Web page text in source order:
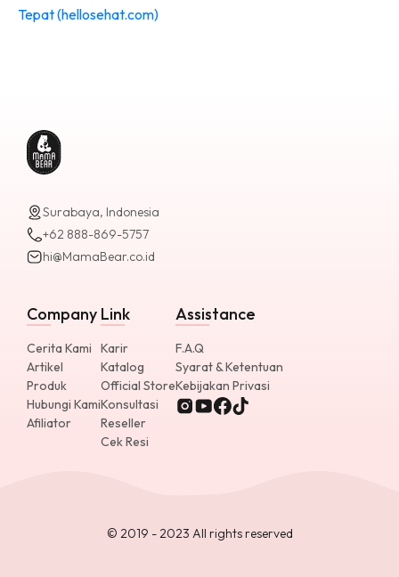
Tepat (hellosehat.com)
Surabaya, Indonesia
+62 888-869-5757
hi@MamaBear.co.id
Company
Cerita Kami
Artikel
Produk
Hubungi Kami
Afiliator
Link
Karir
Katalog
Official Store
Konsultasi
Reseller
Cek Resi
Assistance
F.A.Q
Syarat & Ketentuan
Kebijakan Privasi
© 2019 - 2023 All rights reserved